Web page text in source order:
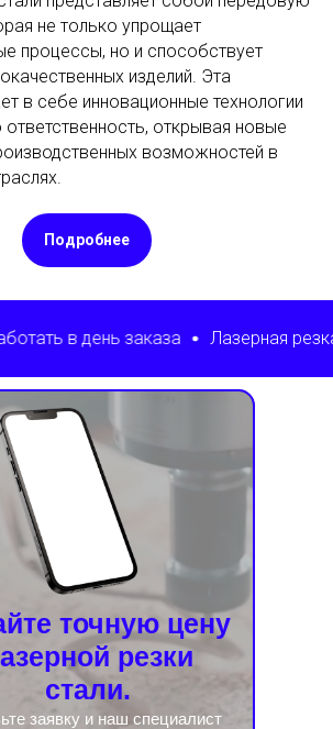
не только упрощает
процессы, но и способствует
изделий. Эта
в себе инновационные технологии
открывая новые
возможностей в
Подробнее
заказа Лазерная резка от 1 дня
точную цену
резки
стали.
заявку и наш специалист